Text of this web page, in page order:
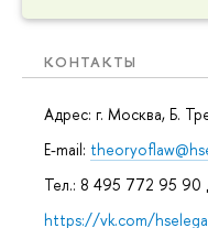
КОНТАКТЫ
Адрес: г. Москва, Б.
E-mail:
Тел.: 8 495 772 95 90
https://vk.com/